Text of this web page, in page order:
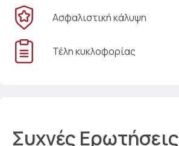
Ασφαλιστική κάλυψη
Τέλη κυκλοφορίας
Συχνές Ερωτήσεις